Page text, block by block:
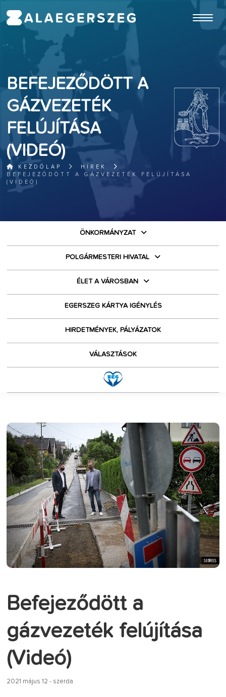
ugrás a fő tartalomhoz
BEFEJEZŐDÖTT A
GÁZVEZETÉK
FELÚJÍTÁSA
(VIDEÓ)
KEZDŐLAP
HÍREK
BEFEJEZŐDÖTT A GÁZVEZETÉK FELÚJÍTÁSA
(VIDEÓ)
ÖNKORMÁNYZAT
POLGÁRMESTERI HIVATAL
ÉLET A VÁROSBAN
EGERSZEG KÁRTYA IGÉNYLÉS
HIRDETMÉNYEK, PÁLYÁZATOK
VÁLASZTÁSOK
Befejeződött a
gázvezeték felújítása
(Videó)
2021 május 12 - szerda